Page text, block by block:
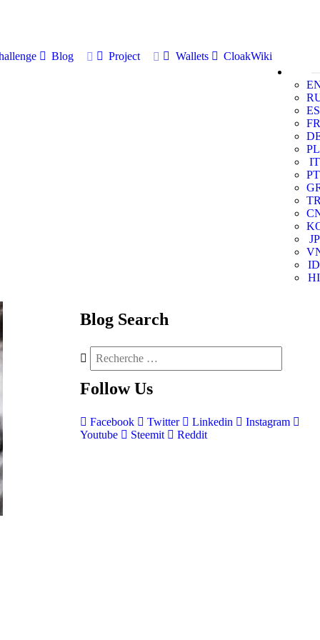
Blog Project Wallets
CloakWiki
ES
FR
PL
IT
PT
JP
ID
HI
Blog Search
Follow Us
Facebook Twitter Linkedin
Instagram
Youtube
Steemit Reddit